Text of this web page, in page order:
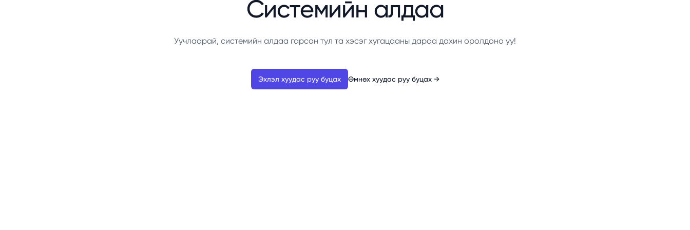
Системийн алдаа
Уучлаарай, системийн алдаа гарсан тул та хэсэг хугацааны дараа дахин оролдоно уу!
Эхлэл хуудас руу буцах Өмнөх хуудас руу буцах →